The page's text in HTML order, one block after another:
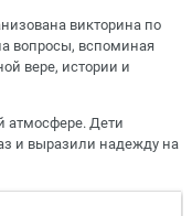
викторина по
вопросы, вспоминая
вере, истории и
атмосфере. Дети
и выразили надежду на